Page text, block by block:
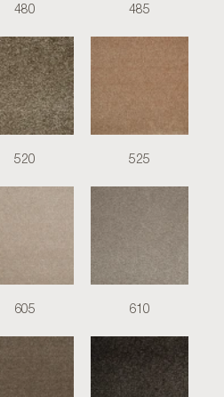
480 485
520 525
605 610